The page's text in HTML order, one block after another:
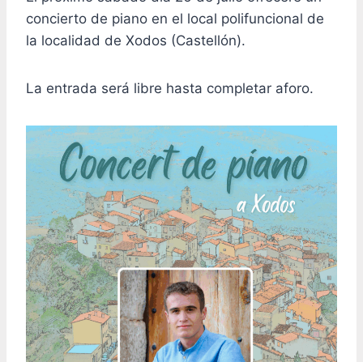
concierto de piano en el local polifuncional de
la localidad de Xodos (Castellón).
La entrada será libre hasta completar aforo.